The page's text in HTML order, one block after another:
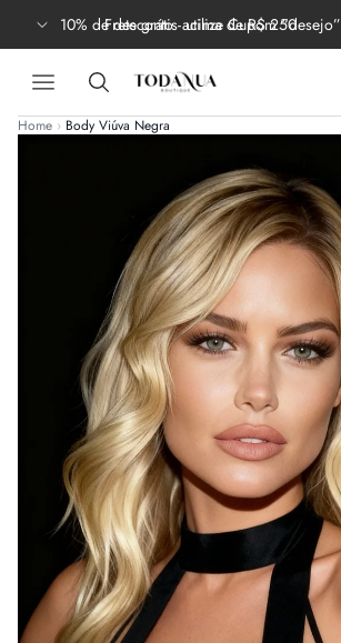
Frete grátis acima de R$ 250
10% de desconto - utilize Cupom “desejo”
Home › Body Viúva Negra